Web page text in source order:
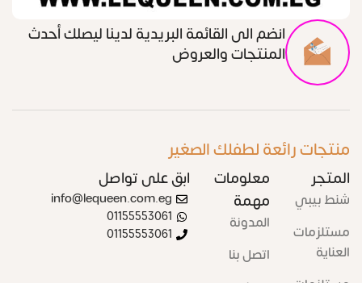
انضم الى القائمة البريدية لدينا ليصلك أحدث
المنتجات والعروض
منتجات رائعة لطفلك الصغير
المتجر
شنط بيبي
مستلزمات
العناية
معلومات
مهمة
المدونة
اتصل بنا
ابق على تواصل
info@lequeen.com.eg
01155553061
01155553061